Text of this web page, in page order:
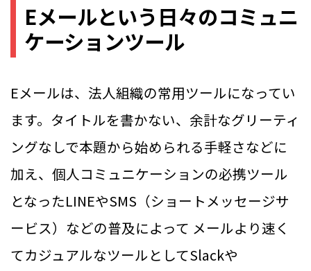
Eメールという日々のコミュニ
ケーションツール
Eメールは、法人組織の常用ツールになってい
ます。タイトルを書かない、余計なグリーティ
ングなしで本題から始められる手軽さなどに
加え、個人コミュニケーションの必携ツール
となったLINEやSMS（ショートメッセージサ
ービス）などの普及によって メールより速く
てカジュアルなツールとしてSlackや